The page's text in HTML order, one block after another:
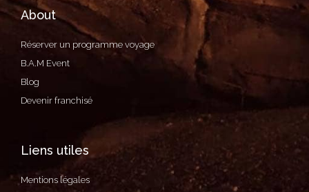
About
Réserver un programme voyage
B.A.M Event
Blog
Devenir franchisé
Liens utiles
Mentions légales